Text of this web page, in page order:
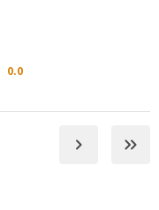
0.0
keyboard_arrow_right keyboard_double_arrow_right